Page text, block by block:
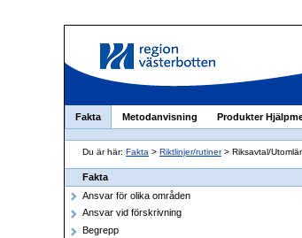
Fakta Metodanvisning Produkter
Du är här: Fakta > Riktlinjer/rutiner> Riksavtal/
Fakta
Ansvar för olika områden
Ansvar vid förskrivning
Begrepp